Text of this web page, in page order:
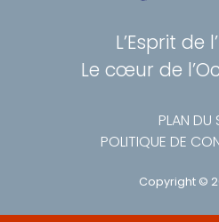
L’Esprit de
Le cœur de
PLAN DU
POLITIQUE DE
Copyright ©